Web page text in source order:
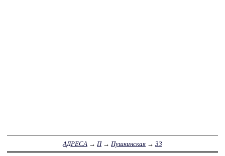
АДРЕСА → П→ Пушкинская → 33